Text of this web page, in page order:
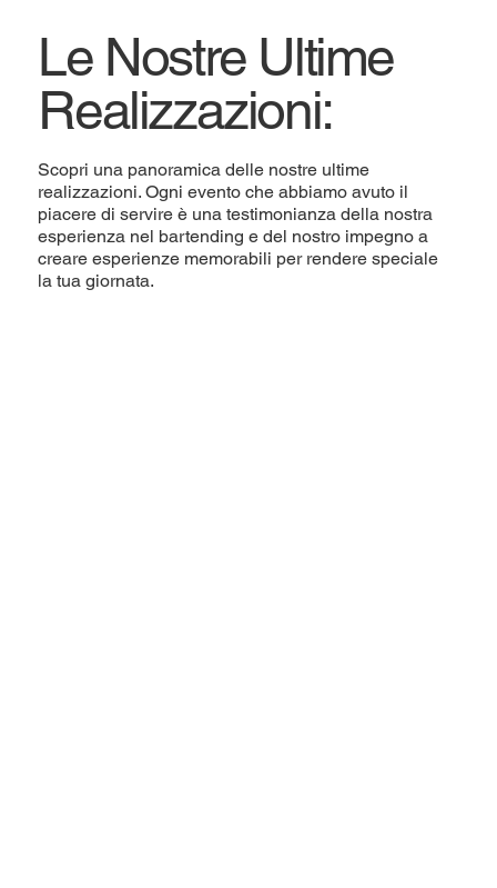
Le Nostre Ultime
Realizzazioni:
Scopri una panoramica delle nostre ultime
realizzazioni. Ogni evento che abbiamo avuto il
piacere di servire è una testimonianza della nostra
esperienza nel bartending e del nostro impegno a
creare esperienze memorabili per rendere speciale
la tua giornata.